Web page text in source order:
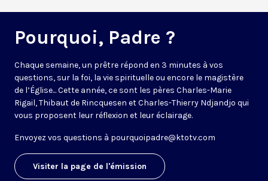
Pourquoi, Padre ?
Chaque semaine, un prêtre répond en 3 minutes à vos
questions, sur la foi, la vie spirituelle ou encore le magistère
de l’Église... Cette année, ce sont les pères Charles-Marie
Rigail, Thibaut de Rincquesen et Charles-Thierry Ndjandjo qui
vous proposent leur réflexion et leur éclairage.
Envoyez vos questions à pourquoipadre@ktotv.com
Visiter la page de l'émission